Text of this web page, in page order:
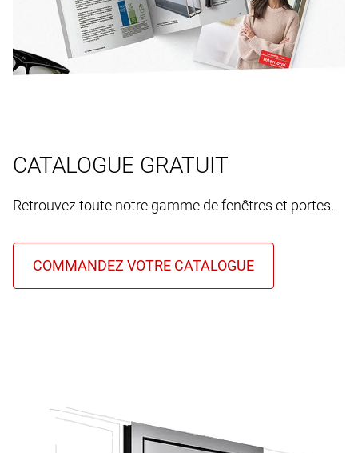
CATALOGUE GRATUIT
Retrouvez toute notre gamme de fenêtres et portes.